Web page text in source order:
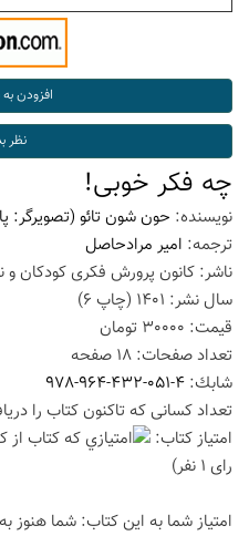
چه فکر خوبی!
نویسنده: حون شون تائو (تصویرگر:
ترجمه: امیر مرادحاصل
ناشر: کانون پرورش فکری کودکان و
سال نشر: 1401 (چاپ 6
)
قیمت: 30000 تومان
تعداد صفحات: 18 صفحه
شابك: 978-964-432-051-4
تعداد كسانی كه تاكنون كتاب را دریافت
امتیاز كتاب:
رای 1 نفر)
امتیاز شما به این كتاب: شما هنوز